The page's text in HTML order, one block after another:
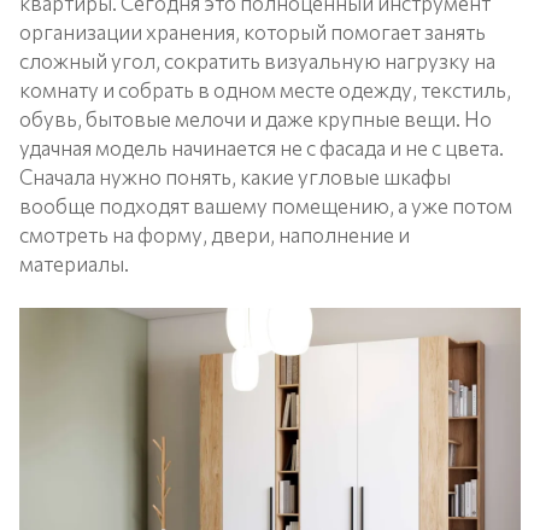
организации хранения, который помогает занять
сложный угол, сократить визуальную нагрузку на
комнату и собрать в одном месте одежду, текстиль,
обувь, бытовые мелочи и даже крупные вещи. Но
удачная модель начинается не с фасада и не с цвета.
Сначала нужно понять, какие угловые шкафы
вообще подходят вашему помещению, а уже потом
смотреть на форму, двери, наполнение и
материалы.